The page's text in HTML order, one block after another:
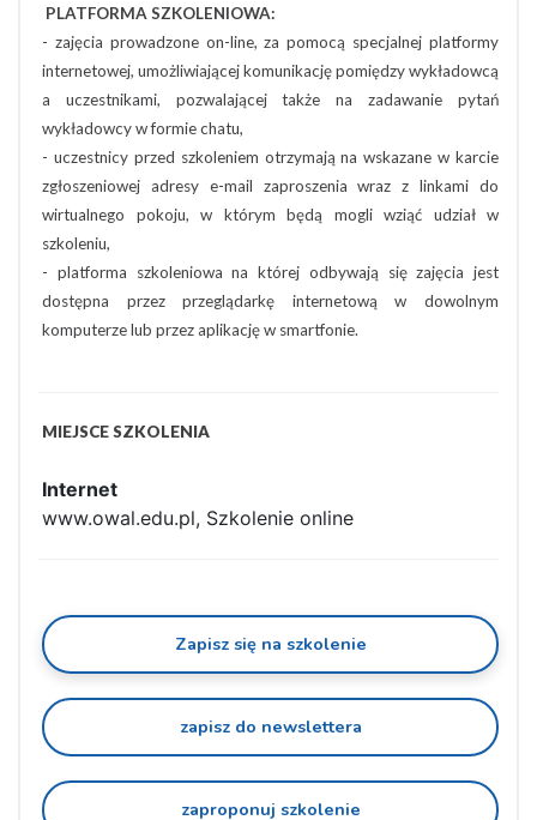
PLATFORMA SZKOLENIOWA:
- zajęcia prowadzone on-line, za pomocą specjalnej platformy
internetowej, umożliwiającej komunikację pomiędzy wykładowcą
a uczestnikami, pozwalającej także na zadawanie pytań
wykładowcy w formie chatu,
- uczestnicy przed szkoleniem otrzymają na wskazane w karcie
zgłoszeniowej adresy e-mail zaproszenia wraz z linkami do
wirtualnego pokoju, w którym będą mogli wziąć udział w
szkoleniu,
- platforma szkoleniowa na której odbywają się zajęcia jest
dostępna przez przeglądarkę internetową w dowolnym
komputerze lub przez aplikację w smartfonie.
MIEJSCE SZKOLENIA
Internet
www.owal.edu.pl, Szkolenie online
Zapisz się na szkolenie
zapisz do newslettera
zaproponuj szkolenie